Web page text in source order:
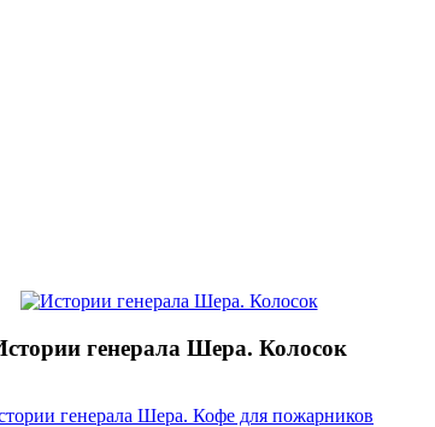
генерала Шера. Колосок